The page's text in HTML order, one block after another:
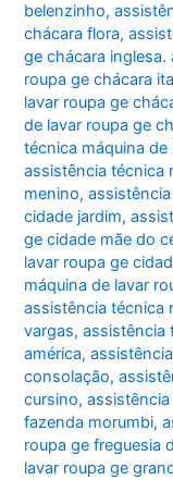
belenzinho,
chácara flora,
ge chácara
roupa ge chácara
lavar roupa ge
de lavar roupa ge
técnica máquina
assistência técnica
menino,
cidade jardim,
ge cidade mãe do
lavar roupa ge
máquina de lavar
assistência técnica
vargas,assistência
américa,
consolação,
cursino,
fazenda morumbi,
roupa ge freguesia
lavar roupa ge